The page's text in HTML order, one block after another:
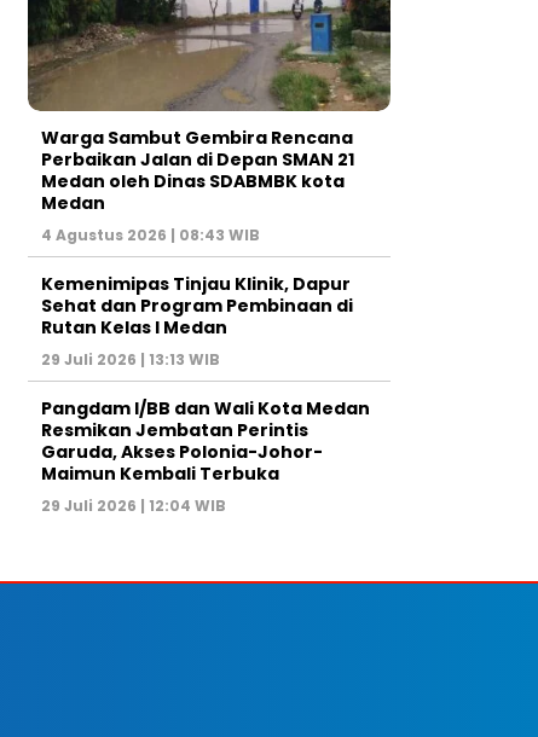
Warga Sambut Gembira Rencana
Perbaikan Jalan di Depan SMAN 21
Medan oleh Dinas SDABMBK kota
Medan
4 Agustus 2026 | 08:43 WIB
Kemenimipas Tinjau Klinik, Dapur
Sehat dan Program Pembinaan di
Rutan Kelas I Medan
29 Juli 2026 | 13:13 WIB
Pangdam I/BB dan Wali Kota Medan
Resmikan Jembatan Perintis
Garuda, Akses Polonia-Johor-
Maimun Kembali Terbuka
29 Juli 2026 | 12:04 WIB